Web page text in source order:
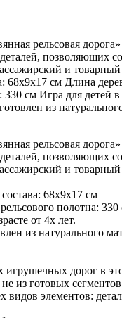
рельсовая
позволяющих
и
68х9х17 см Длина
330 см Игра для детей в
из
рельсовая
позволяющих
и
68х9х17 см
полотна: 330
от 4х лет.
из натурального
игрушечных дорог в
из готовых
видов элементов: